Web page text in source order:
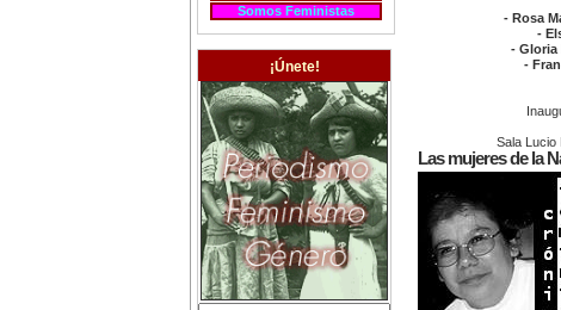
Somos Feministas
¡Únete!
- Rosa
-
- Gloria
-
Sala Lucio
Las mujeres de la